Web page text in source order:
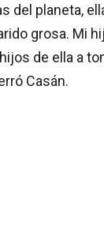
del planeta,
grosa. Mi
de ella a
Casán.